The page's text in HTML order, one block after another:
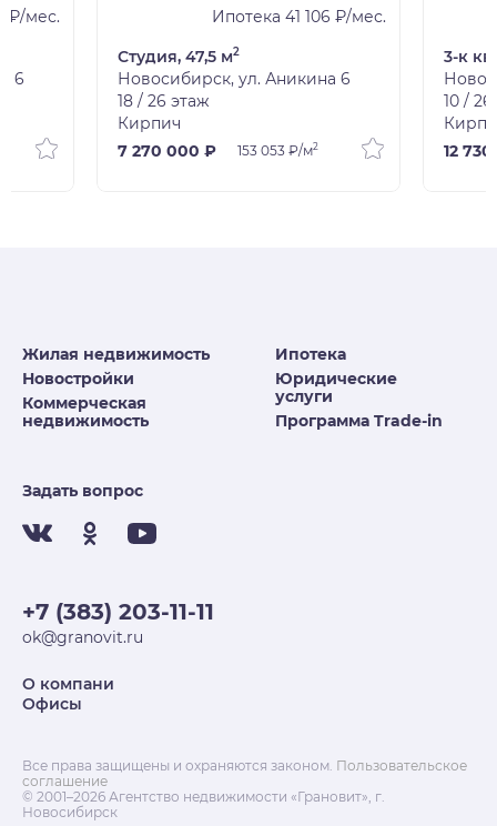
₽/мес.
6
Ипотека 41 106 ₽/мес.
Студия, 47,5 м2
Новосибирск, ул. Аникина 6
18 / 26 этаж
Кирпич
7 270 000 ₽
153 053 ₽/м2
3-к
10 /
12
Жилая недвижимость
Новостройки
Коммерческая
недвижимость
Ипотека
Юридические
услуги
Программа Trade-in
Задать вопрос
+7 (383) 203-11-11
ok@granovit.ru
О компани
Офисы
Все права защищены и охраняются законом. Пользовательское
соглашение
© 2001–2026 Агентство недвижимости «Грановит», г.
Новосибирск